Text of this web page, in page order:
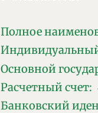
Полное
Основной
Расчетный счет:
Банковский